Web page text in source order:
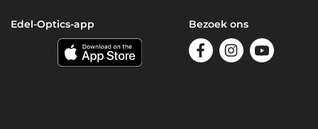
Edel-Optics-app Bezoek ons